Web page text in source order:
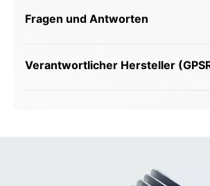
Fragen und Antworten
Verantwortlicher Hersteller